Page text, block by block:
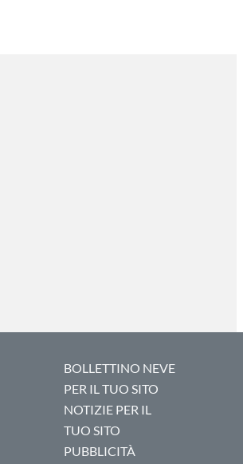
BOLLETTINO NEVE
PER IL TUO SITO
NOTIZIE PER IL
TUO SITO
PUBBLICITÀ